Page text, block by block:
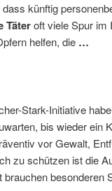
künftig
Täteroft viele Spur im
helfen, die …
Stark-Initiative
bis wieder ein
vor Gewalt,
zu schützen ist die
besonderen